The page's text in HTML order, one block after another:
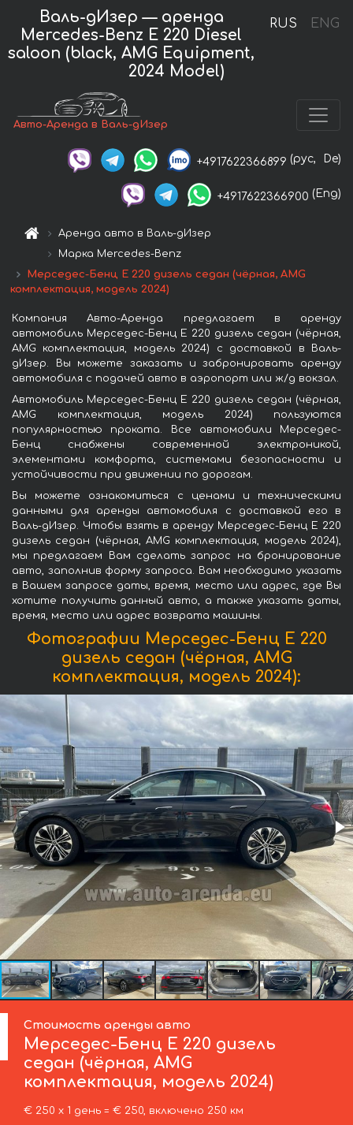
RUS ENG
Валь-дИзер — аренда
Mercedes-Benz E 220 Diesel
saloon (black, AMG Equipment,
2024 Model)
Авто-Аренда в Валь-дИзер
+4917622366899 (рус, De)
+4917622366900 (Eng)
Аренда авто в Валь-дИзер
Марка Mercedes-Benz
Мерседес-Бенц E 220 дизель седан (чёрная, AMG
комплектация, модель 2024)
Компания Авто-Аренда предлагает в аренду
автомобиль Мерседес-Бенц E 220 дизель седан (чёрная,
AMG комплектация, модель 2024) с доставкой в Валь-
дИзер. Вы можете заказать и забронировать аренду
автомобиля с подачей авто в аэропорт или ж/д вокзал.
Автомобиль Мерседес-Бенц E 220 дизель седан (чёрная,
AMG комплектация, модель 2024) пользуются
популярностью проката. Все автомобили Мерседес-
Бенц снабжены современной электроникой,
элементами комфорта, системами безопасности и
устойчивости при движении по дорогам.
Вы можете ознакомиться с ценами и техническими
данными для аренды автомобиля с доставкой его в
Валь-дИзер. Чтобы взять в аренду Мерседес-Бенц E 220
дизель седан (чёрная, AMG комплектация, модель 2024),
мы предлагаем Вам сделать запрос на бронирование
авто, заполнив форму запроса. Вам необходимо указать
в Вашем запросе даты, время, место или адрес, где Вы
хотите получить данный авто, а также указать даты,
время, место или адрес возврата машины.
Фотографии Мерседес-Бенц E 220
дизель седан (чёрная, AMG
комплектация, модель 2024):
Стоимость аренды авто
Мерседес-Бенц E 220 дизель
седан (чёрная, AMG
комплектация, модель 2024)
€ 250 х 1 день = € 250, включено 250 км